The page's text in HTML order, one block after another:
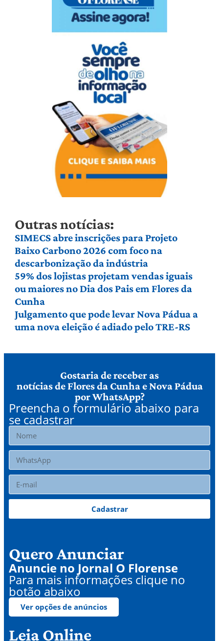
Outras notícias:
SIMECS abre inscrições para Projeto
Baixo Carbono 2026 com foco na
descarbonização da indústria
59% dos lojistas projetam vendas iguais
ou maiores no Dia dos Pais em Flores da
Cunha
Julgamento que pode levar Nova Pádua a
uma nova eleição é adiado pelo TRE-RS
Gostaria de receber as
notícias de Flores da Cunha e Nova Pádua
por WhatsApp?
Preencha o formulário abaixo para
se cadastrar
Cadastrar
Quero Anunciar
Anuncie no Jornal O Florense
Para mais informações clique no
botão abaixo
Ver opções de anúncios
Leia Online